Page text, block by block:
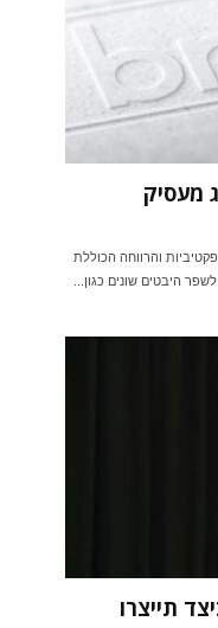
מעסיק
והרווחה הכוללת
היבטים שונים כגון...
תייצרו